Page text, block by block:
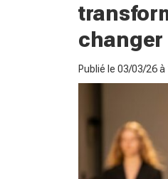
changer
Publié le 03/03/26 à